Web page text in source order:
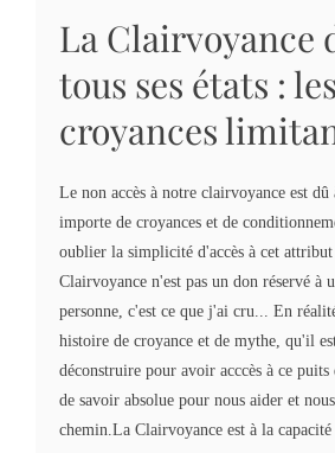
La Clairvoyance
tous ses états : les
croyances
Le non accès à notre clairvoyance est dû
importe de croyances et de
oublier la simplicité d'accès à cet
Clairvoyance n'est pas un don réservé à
personne, c'est ce que j'ai cru... En
histoire de croyance et de mythe, qu'il
déconstruire pour avoir acccès à ce puits
de savoir absolue pour nous aider et
chemin.La Clairvoyance est à la